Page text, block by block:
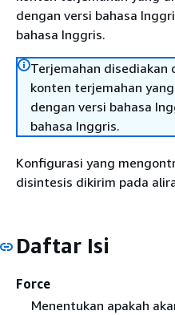
dengan versi bahasa
bahasa Inggris.
Terjemahan disediakan
konten terjemahan
dengan versi bahasa
bahasa Inggris.
Konfigurasi yang
disintesis dikirim pada
Daftar Isi
Force
Menentukan apakah